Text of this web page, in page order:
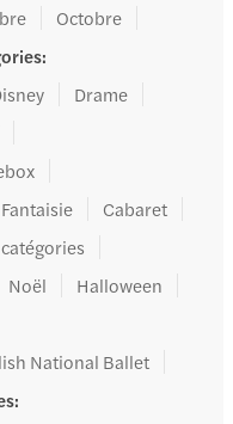
Octobre
:
Drame
Fantaisie
Cabaret
Noël
Halloween
National Ballet
: